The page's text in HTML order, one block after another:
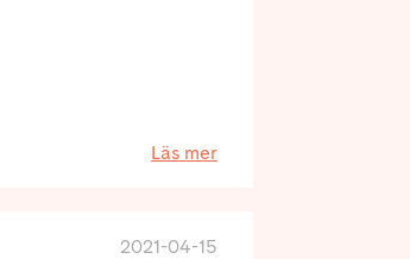
Läs mer
2021-04-15